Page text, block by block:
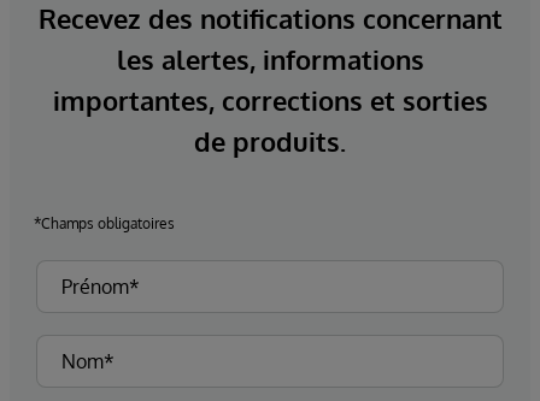
Recevez des notifications concernant
les alertes, informations
importantes, corrections et sorties
de produits.
*Champs obligatoires